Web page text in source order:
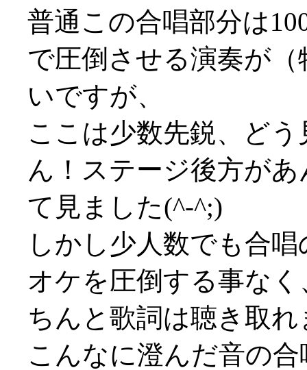
普通この合唱部分は
で圧倒させる演奏が
いですが、
ここは少数先鋭、ど
ん！ステージ後方が
て見ました(^-^;)
しかし少人数でも合
オケを圧倒する事な
ちんと歌詞は聴き取
こんなに澄んだ音の